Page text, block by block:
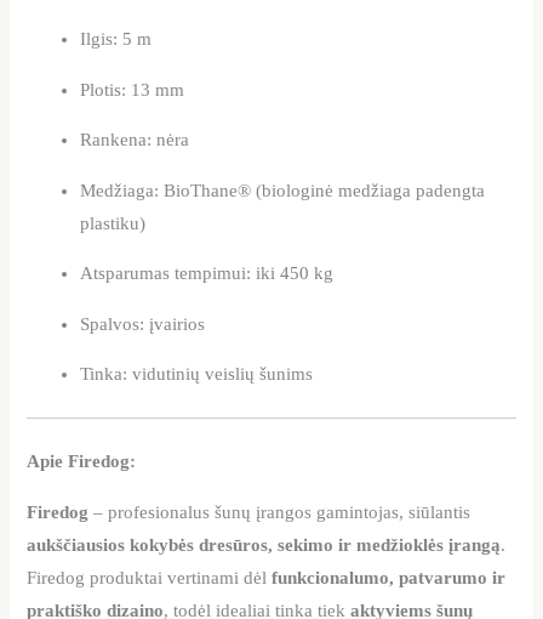
Ilgis: 5 m
Plotis: 13 mm
Rankena: nėra
Medžiaga: BioThane® (biologinė medžiaga padengta
plastiku)
Atsparumas tempimui: iki 450 kg
Spalvos: įvairios
Tinka: vidutinių veislių šunims
Apie Firedog:
Firedog – profesionalus šunų įrangos gamintojas, siūlantis
aukščiausios kokybės dresūros, sekimo ir medžioklės įrangą.
Firedog produktai vertinami dėlfunkcionalumo, patvarumo ir
praktiško dizaino, todėl idealiai tinka tiekaktyviems šunų